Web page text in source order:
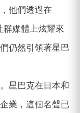
他們透過在
群媒體上炫耀來
仍然引領著星巴
星巴克在日本和
業，這個名聲已